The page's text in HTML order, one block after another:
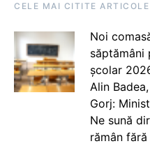
CELE MAI CITITE ARTICOLE
Noi
săptămâni
școlar
Alin
Gorj:
Ne sună
rămân